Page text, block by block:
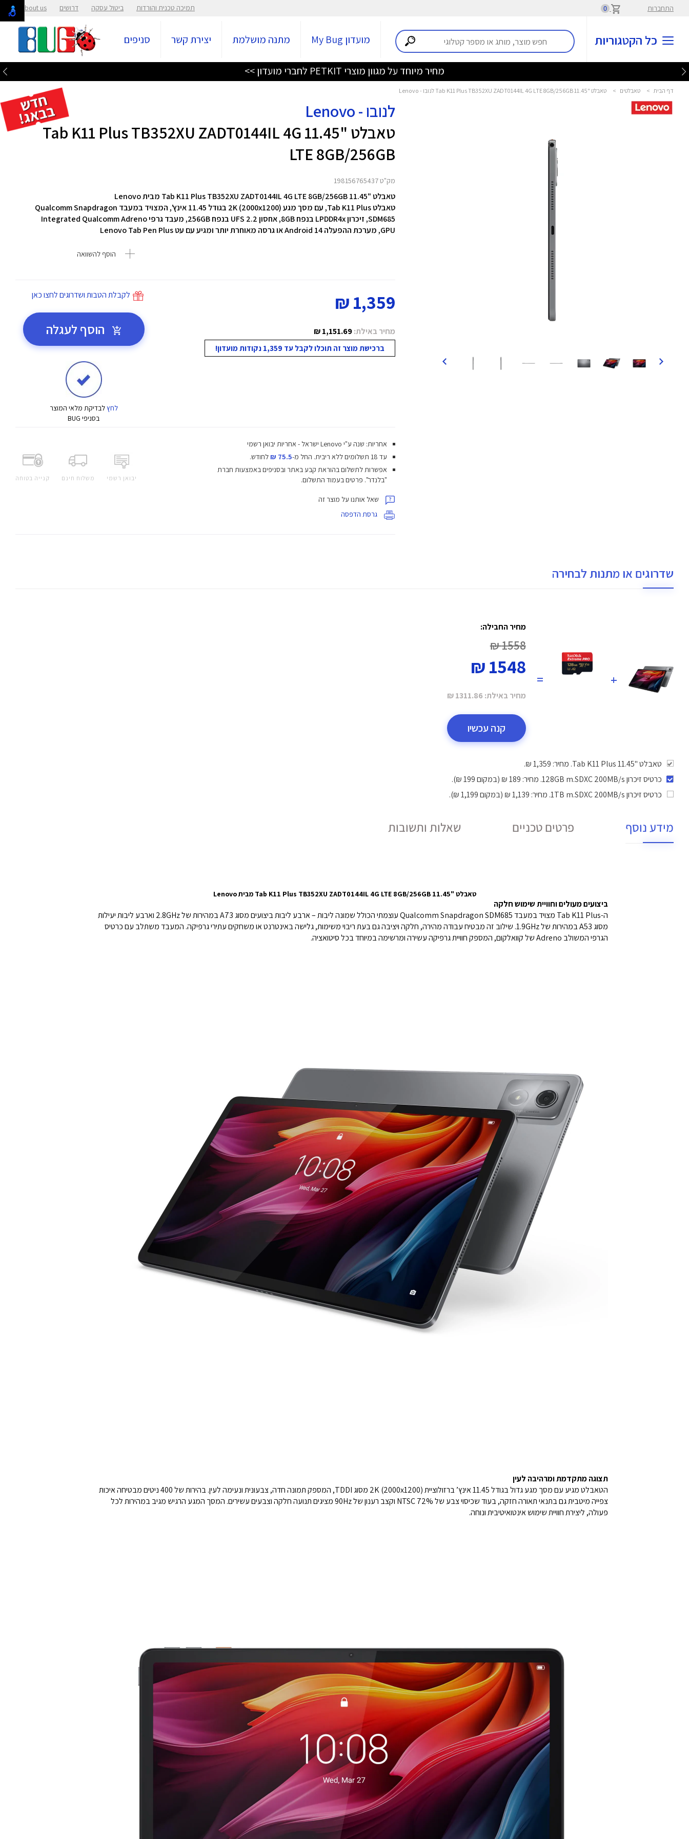
התחברות 0 תמיכה טכנית והורדות ביטול עסקה דרושים About us
כל הקטגוריות מועדון My Bug מתנה מושלמת יצירת קשר סניפים
מחיר מיוחד על מגוון מוצרי PETKIT לחברי מועדון >>
דף הבית > טאבלטים > טאבלט "11.45 Tab K11 Plus TB352XU ZADT0144IL 4G LTE 8GB/256GB לנובו - Lenovo
לנובו - Lenovo
טאבלט "11.45 Tab K11 Plus TB352XU ZADT0144IL 4G
LTE 8GB/256GB
מק"ט 198156765437
טאבלט "11.45 Tab K11 Plus TB352XU ZADT0144IL 4G LTE 8GB/256GB מבית Lenovo
טאבלט Tab K11 Plus, עם מסך מגע 2K (2000x1200) בגודל 11.45 אינץ', המצויד במעבד Qualcomm Snapdragon
SDM685, זיכרון LPDDR4x בנפח
8GB, אחסון UFS 2.2 בנפח 256GB,
מעבד גרפי Integrated Qualcomm Adreno
GPU, מערכת ההפעלה Android 14 או גרסה מאוחרת יותר ו מגיע עם עט Lenovo Tab Pen Plus
הוסף להשוואה
1,359 ₪
מחיר באילת:1,151.69 ₪
ברכישת מוצר זה תוכלו לקבל עד 1,359 נקודות מועדון!
לקבלת הטבות ושדרוגים לחצו כאן
הוסף לעגלה
לחץלבדיקת מלאי המוצר
בסניפי BUG
יבואן רשמי משלוח חינם קנייה בטוחה
אחריות: שנה ע"י Lenovo ישראל - אחריות יבואן רשמי
עד 18 תשלומים ללא ריבית.
החל מ-75.5 ₪
לחודש.
אפשרות לתשלום בהוראת קבע באתר ובסניפים באמצעות חברת
"בלנדר". פרטים בעמוד התשלום.
שאל אותנו על מוצר זה
גרסת הדפסה
שדרוגים או מתנות לבחירה
+
=
מחיר החבילה:
1558 ₪
1548 ₪
מחיר באילת: 1311.86 ₪
קנה עכשיו
טאבלט "11.45 Tab K11 Plus. מחיר: 1,359 ₪.
כרטיס זיכרון 128GB m.SDXC 200MB/s
. מחיר: 189 ₪ (במקום 199 ₪).
כרטיס זיכרון 1TB m.SDXC 200MB/s
. מחיר: 1,139 ₪ (במקום 1,199 ₪).
מידע נוסף פרטים טכניים שאלות ותשובות
טאבלט "11.45 Tab K11 Plus TB352XU ZADT0144IL 4G LTE 8GB/256GB מבית Lenovo
ביצועים מעולים וחוויית שימוש חלקה
ה-Tab K11 Plus מצויד במעבד Qualcomm Snapdragon SDM685 עוצמתי הכולל שמונה ליבות – ארבע ליבות ביצועים מסוג A73 במהירות של 2.8GHz וארבע ליבות יעילות
מסוג A53 במהירות של 1.9GHz. שילוב זה מבטיח עבודה מהירה, חלקה ויציבה גם בעת ריבוי משימות, גלישה באינטרנט או משחקים עתירי גרפיקה. המעבד משתלב עם כרטיס
הגרפי המשולב Adreno של קוואלקום, המספק חוויית גרפיקה עשירה ומרשימה במיוחד בכל סיטואציה.
תצוגה מתקדמת ומרהיבה לעין
הטאבלט מגיע עם מסך מגע גדול בגודל 11.45 אינץ’ ברזולוציית 2K (2000x1200) מסוג TDDI, המספק תמונה חדה, צבעונית ונעימה לעין. בהירות של 400 ניטים מבטיחה איכות
צפייה מיטבית גם בתנאי תאורה חזקה, בעוד שכיסוי צבע של 72% NTSC וקצב רענון של 90Hz מציגים תנועה חלקה וצבעים עשירים. המסך המגע הרגיש מגיב במהירות לכל
פעולה, ליצירת חוויית שימוש אינטואיטיבית ונוחה.